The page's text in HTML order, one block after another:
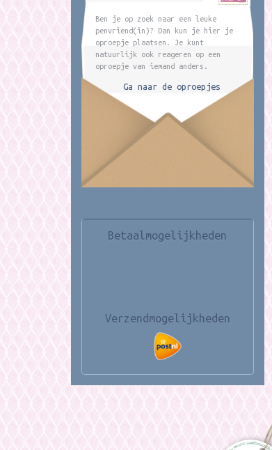
Ben je op zoek naar een leuke
penvriend(in)? Dan kun je hier je
oproepje plaatsen. Je kunt
natuurlijk ook reageren op een
oproepje van iemand anders.
Ga naar de oproepjes
Betaalmogelijkheden
Verzendmogelijkheden